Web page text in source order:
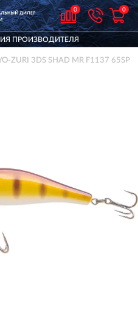
0 0
ПРОИЗВОДИТЕЛЯ
ZURI 3DS SHAD MR F1137 65SP